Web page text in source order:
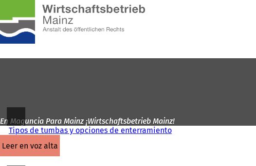
Saltar al contenido
página
de
inicio
En Maguncia Para Mainz ¡Wirtschaftsbetrieb Mainz!
Tipos de tumbas y opciones de enterramiento
leer en voz alta